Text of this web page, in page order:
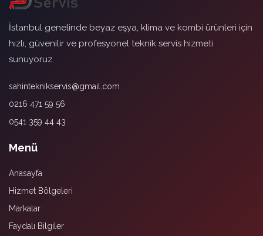
İstanbul genelinde beyaz eşya, klima ve kombi ürünleri için
hızlı, güvenilir ve profesyonel teknik servis hizmeti
sunuyoruz.
sahinteknikservis@gmail.com
0216 471 59 56
0541 359 44 43
Menü
Anasayfa
Hizmet Bölgeleri
Markalar
Faydalı Bilgiler